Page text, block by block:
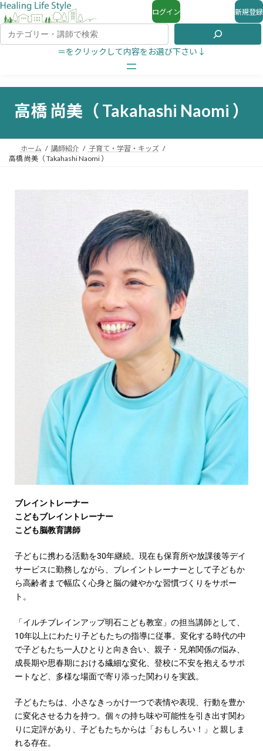
ログイン 新規登録
＝をクリックして内容をお選び下さい↓
高橋 尚美（ Takahashi Naomi ）
ホーム 講師紹介
子育て・学習・キッズ
高橋 尚美（ Takahashi Naomi ）
ブレイントレーナー
こどもブレイントレーナー
こども脳教育講師
子どもに携わる活動を30年継続。現在も保育所や放課後等デイ
サービスに勤務しながら、ブレイントレーナーとして子どもか
ら高齢者まで幅広く心身と脳の健やかな習慣づくりをサポー
ト。
「イルチブレインアップ明石こども教室」の担当講師として、
10年以上にわたり子どもたちの指導に従事。変化する時代の中
で子どもたち一人ひとりと向き合い、親子・兄弟関係の悩み、
成長期や思春期における繊細な変化、登校に不安を抱えるサポ
ートなど、多様な場面で寄り添った関わりを実践。
子どもたちは、小さなきっかけ一つで表情や表現、行動を豊か
に変化させる力を持つ。個々の持ち味や可能性を引き出す関わ
りに定評があり、子どもたちからは「おもしろい！」と親しま
れる存在。